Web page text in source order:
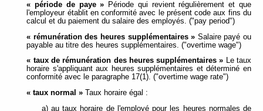
« période de paye » Période qui revient régulièrement et que
l'employeur établit en conformité avec le présent code aux fins du
calcul et du paiement du salaire des employés. ("pay period")
« rémunération des heures supplémentaires » Salaire payé ou
payable au titre des heures supplémentaires. ("overtime wage")
« taux de rémunération des heures supplémentaires » Le taux
horaire s'appliquant aux heures supplémentaires et déterminé en
conformité avec le paragraphe 17(1). ("overtime wage rate")
« taux normal » Taux horaire égal :
a) au taux horaire de l'employé pour les heures normales de